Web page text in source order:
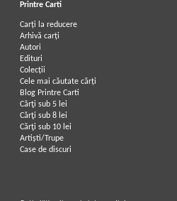
Printre Carti
Carți la reducere
Arhivă carți
Autori
Edituri
Colecții
Cele mai căutate cărți
Blog Printre Carti
Cărţi sub 5 lei
Cărţi sub 8 lei
Cărţi sub 10 lei
Artiști/Trupe
Case de discuri